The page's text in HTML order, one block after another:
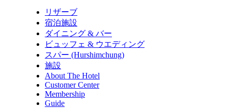
リザーブ
宿泊施設
ダイニング & バー
ビュッフェ & ウエディング
スパー (Hurshimchung)
施設
About The Hotel
Customer Center
Membership
Guide